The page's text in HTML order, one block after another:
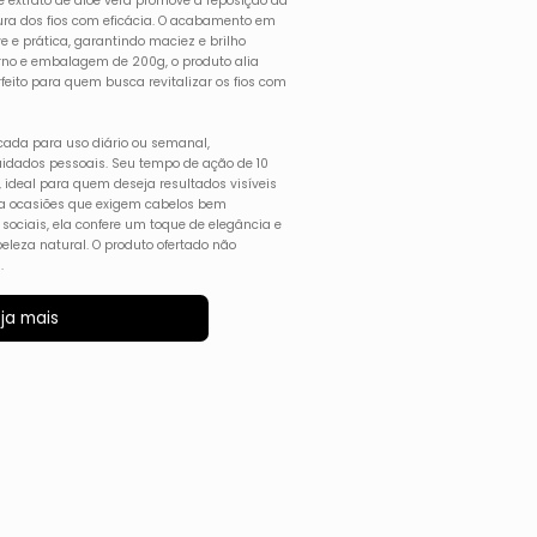
dos fios com eficácia. O acabamento em
e prática, garantindo maciez e brilho
e embalagem de 200g, o produto alia
para quem busca revitalizar os fios com
para uso diário ou semanal,
pessoais. Seu tempo de ação de 10
para quem deseja resultados visíveis
ocasiões que exigem cabelos bem
ela confere um toque de elegância e
natural. O produto ofertado não
mais